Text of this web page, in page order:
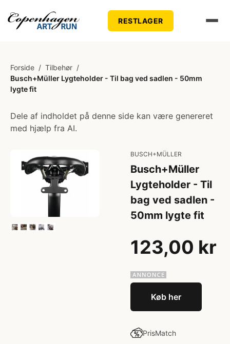
RESTLAGER
Forside / Tilbehør /
Busch+Müller Lygteholder - Til bag ved sadlen - 50mm
lygte fit
Dele af indholdet på denne side kan være genereret
med hjælp fra AI.
BUSCH+MÜLLER
Busch+Müller
Lygteholder - Til
bag ved sadlen -
50mm lygte fit
123,00 kr
Køb her
PrisMatch